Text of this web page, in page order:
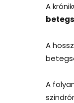
A
A
A